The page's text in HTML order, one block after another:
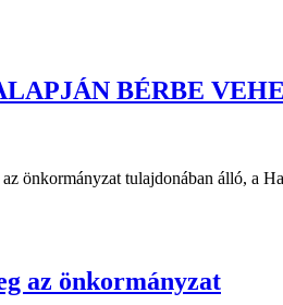
BÉRBE
önkormányzat tulajdonában álló, a
az önkormányzat